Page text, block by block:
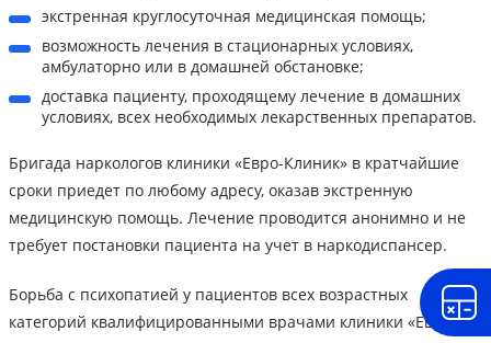
экстренная круглосуточная медицинская помощь;
возможность лечения в стационарных условиях,
амбулаторно или в домашней обстановке;
доставка пациенту, проходящему лечение в домашних
условиях, всех необходимых лекарственных препаратов.
Бригада наркологов клиники «Евро-Клиник» в кратчайшие
сроки приедет по любому адресу, оказав экстренную
медицинскую помощь. Лечение проводится анонимно и не
требует постановки пациента на учет в наркодиспансер.
Борьба с психопатией у пациентов всех возрастных
категорий квалифицированными врачами клиники «Евро-